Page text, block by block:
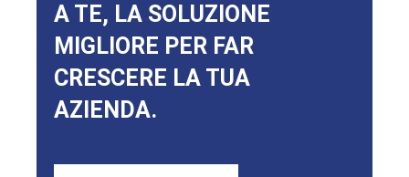
A TE, LA SOLUZIONE
MIGLIORE PER FAR
CRESCERE LA TUA
AZIENDA.